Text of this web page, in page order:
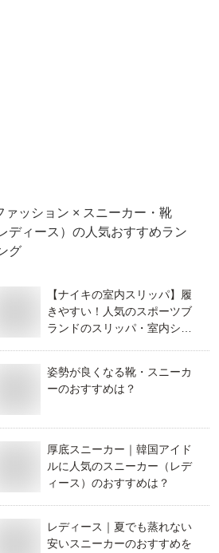
ァッション × スニーカー・靴
ディース） の人気おすすめラン
グ
【ナイキの室内スリッパ】履
きやすい！人気のスポーツブ
ランドのスリッパ・室内シュ
姿勢が良くなる靴・スニーカ
ーのおすすめは？
厚底スニーカー｜韓国アイド
ルに人気のスニーカー（レデ
ィース）のおすすめは？
レディース｜夏でも蒸れない
安いスニーカーのおすすめを